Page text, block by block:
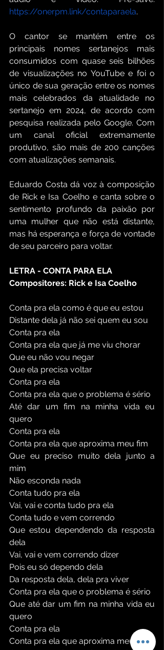
https://onerpm.link/contaparaela.
O cantor se mantém entre os
principais nomes sertanejos mais
consumidos com quase seis bilhões
de visualizações no YouTube e foi o
único de sua geração entre os nomes
mais celebrados da atualidade no
sertanejo em 2024, de acordo com
pesquisa realizada pelo Google. Com
um canal oficial extremamente
produtivo, são mais de 200 canções
com atualizações semanais.
Eduardo Costa dá voz à composição
de Rick e Isa Coelho e canta sobre o
sentimento profundo da paixão por
uma mulher que não está distante,
mas há esperança e força de vontade
de seu parceiro para voltar.
LETRA - CONTA PARA ELA
Compositores: Rick e Isa Coelho
Conta pra ela como é que eu estou
Distante dela já não sei quem eu sou
Conta pra ela
Conta pra ela que já me viu chorar
Que eu não vou negar
Que ela precisa voltar
Conta pra ela
Conta pra ela que o problema é sério
Até dar um fim na minha vida eu
quero
Conta pra ela
Conta pra ela que aproxima meu fim
Que eu preciso muito dela junto a
mim
Não esconda nada
Conta tudo pra ela
Vai, vai e conta tudo pra ela
Conta tudo e vem correndo
Que estou dependendo da resposta
dela
Vai, vai e vem correndo dizer
Pois eu só dependo dela
Da resposta dela, dela pra viver
Conta pra ela que o problema é sério
Que até dar um fim na minha vida eu
quero
Conta pra ela
Conta pra ela que aproxima meu fim